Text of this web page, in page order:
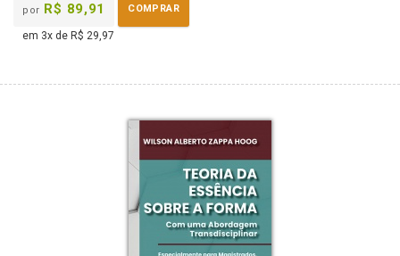
por R$ 89,91 COMPRAR
em 3x de R$ 29,97